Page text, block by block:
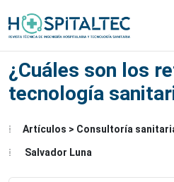
Menu
Menu
¿Cuáles son los
tecnología
Artículos > Consultoría
Salvador Luna